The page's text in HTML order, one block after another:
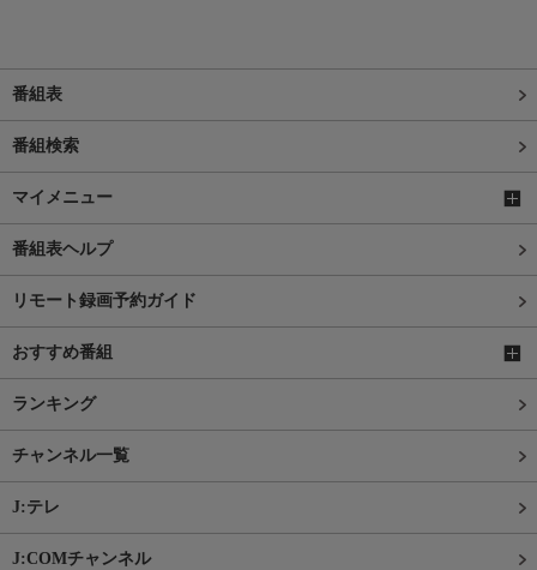
番組表
番組検索
マイメニュー
番組表ヘルプ
リモート録画予約ガイド
おすすめ番組
ランキング
チャンネル一覧
J:テレ
J:COMチャンネル